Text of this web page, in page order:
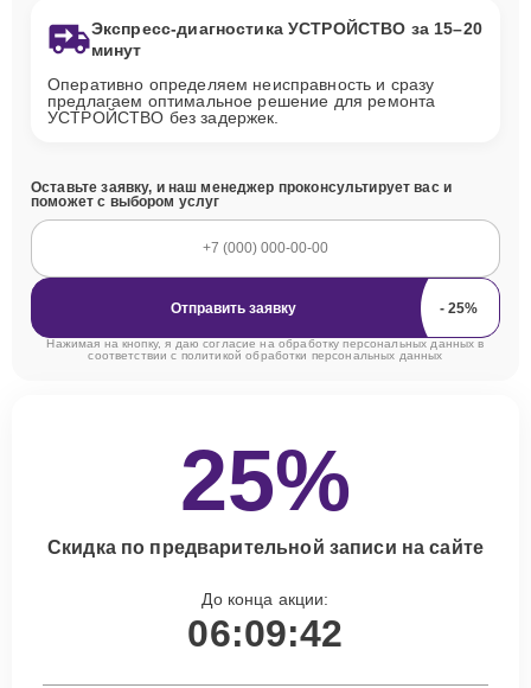
Экспресс-диагностика УСТРОЙСТВО за 15–20
минут
Оперативно определяем неисправность и сразу
предлагаем оптимальное решение для ремонта
УСТРОЙСТВО без задержек.
Оставьте заявку, и наш менеджер проконсультирует вас и
поможет с выбором услуг
Отправить заявку
Нажимая на кнопку, я даю согласие на обработку персональных данных в
соответствии с политикой обработки персональных данных
25%
Скидка по предварительной записи на сайте
До конца акции:
06:09:41